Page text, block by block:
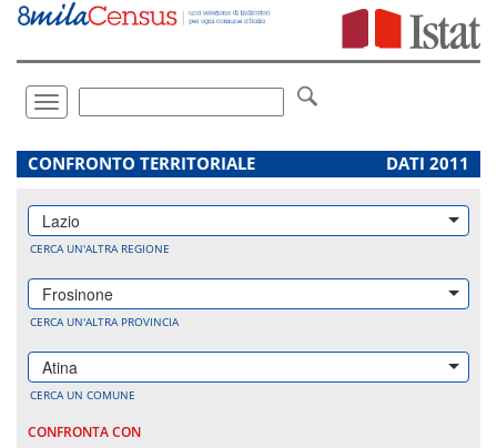
Vai
direttamente
Toggle
navigation
.
CONFRONTO TERRITORIALE DATI 2011
Lazio
CERCA UN'ALTRA REGIONE
Frosinone
CERCA UN'ALTRA PROVINCIA
Atina
CERCA UN COMUNE
CONFRONTA CON